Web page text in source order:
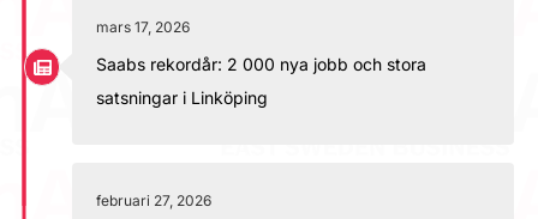
mars 17, 2026
Saabs rekordår: 2 000 nya jobb och stora
satsningar i Linköping
februari 27, 2026